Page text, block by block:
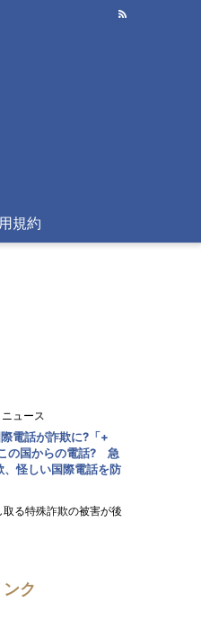
規約
ニュース
際電話が詐欺に?「+
の国からの電話? 急
、怪しい国際電話を防
る特殊詐欺の被害が後
ク